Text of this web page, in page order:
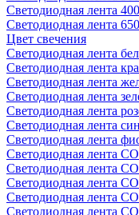
Светодиодная лента
Светодиодная лента
Цвет свечения
Светодиодная лента
Светодиодная лента
Светодиодная лента
Светодиодная лента
Светодиодная лента
Светодиодная лента
Светодиодная лента
Светодиодная лента
Светодиодная лента
Светодиодная лента
Светодиодная лента
Светодиодная лента